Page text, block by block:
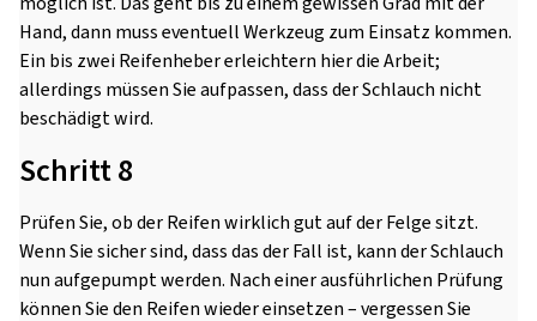
Hand, dann muss eventuell Werkzeug zum Einsatz kommen.
Ein bis zwei Reifenheber erleichtern hier die Arbeit;
allerdings müssen Sie aufpassen, dass der Schlauch nicht
beschädigt wird.
Schritt 8
Prüfen Sie, ob der Reifen wirklich gut auf der Felge sitzt.
Wenn Sie sicher sind, dass das der Fall ist, kann der Schlauch
nun aufgepumpt werden. Nach einer ausführlichen Prüfung
können Sie den Reifen wieder einsetzen – vergessen Sie